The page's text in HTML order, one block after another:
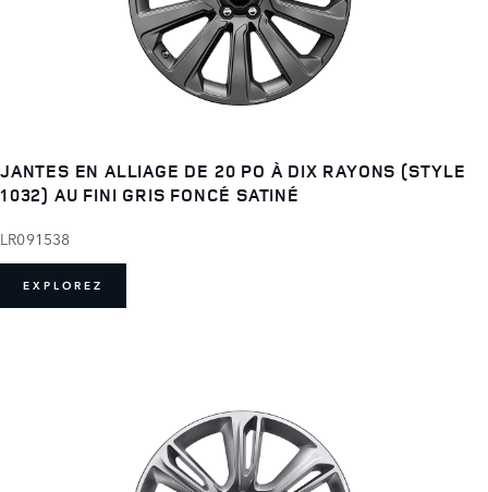
JANTES EN ALLIAGE DE 20 PO À DIX RAYONS (STYLE
1032) AU FINI GRIS FONCÉ SATINÉ
LR091538
EXPLOREZ